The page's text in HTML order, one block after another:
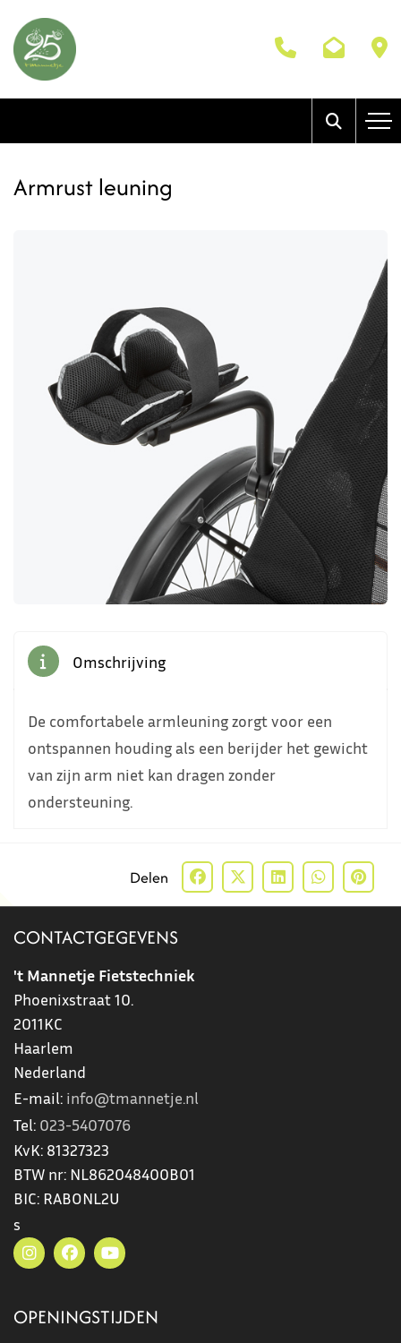
Armrust leuning
Omschrijving
De comfortabele armleuning zorgt voor een
ontspannen houding als een berijder het gewicht
van zijn arm niet kan dragen zonder
ondersteuning.
Delen
CONTACTGEGEVENS
't Mannetje Fietstechniek
Phoenixstraat 10.
2011KC
Haarlem
Nederland
E-mail: info@tmannetje.nl
Tel: 023-5407076
KvK: 81327323
BTW nr: NL862048400B01
BIC: RABONL2U
s
OPENINGSTIJDEN